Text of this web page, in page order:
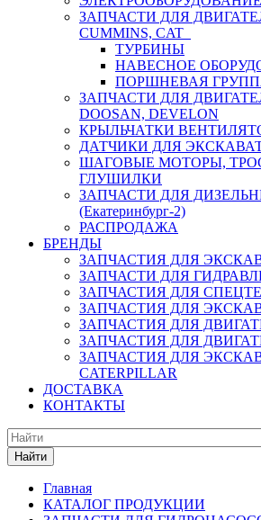
ЗАПЧАСТИ ДЛЯ
CUMMINS, CAT
ТУРБИНЫ
НАВЕСНОЕ
ПОРШНЕВАЯ
ЗАПЧАСТИ ДЛЯ
DOOSAN, DEVELON
КРЫЛЬЧАТКИ
ДАТЧИКИ ДЛЯ
ШАГОВЫЕ МОТОРЫ,
ГЛУШИЛКИ
ЗАПЧАСТИ ДЛЯ
(Екатеринбург-2)
РАСПРОДАЖА
БРЕНДЫ
ЗАПЧАСТИЯ ДЛЯ
ЗАПЧАСТИ ДЛЯ
ЗАПЧАСТИЯ ДЛЯ
ЗАПЧАСТИЯ ДЛЯ
ЗАПЧАСТИЯ ДЛЯ
ЗАПЧАСТИЯ ДЛЯ
ЗАПЧАСТИЯ ДЛЯ
CATERPILLAR
ДОСТАВКА
КОНТАКТЫ
Найти
Главная
КАТАЛОГ ПРОДУКЦИИ